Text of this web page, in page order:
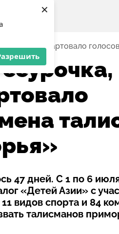
×
стартовало
47 дней. С 1 по 6
«Детей Азии» с
видов спорта и 84
талисманов